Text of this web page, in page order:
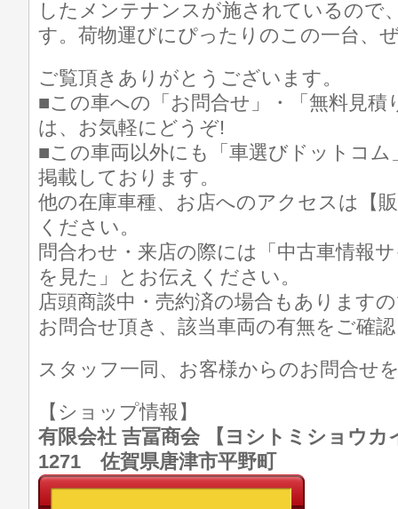
したメンテナンスが施されているので
す。荷物運びにぴったりのこの一台、
ご覧頂きありがとうございます。
■この車への「お問合せ」・「無料見積
は、お気軽にどうぞ!
■この車両以外にも「車選びドットコ
掲載しております。
他の在庫車種、お店へのアクセスは【
ください。
問合わせ・来店の際には「中古車情報
を見た」とお伝えください。
店頭商談中・売約済の場合もあります
お問合せ頂き、該当車両の有無をご確
スタッフ一同、お客様からのお問合せ
【ショップ情報】
有限会社 吉冨商会 【ヨシトミショウ
1271 佐賀県唐津市平野町